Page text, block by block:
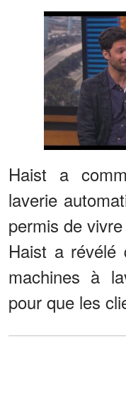
Haist a
laverie
permis de
Haist a révélé
machines à
pour que les